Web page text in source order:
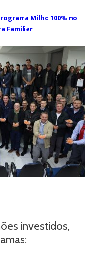
Milho 100% no
Familiar
investidos,